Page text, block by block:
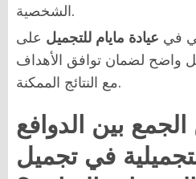
الشخصية.
في عيادة مايام للتجميل على
واضح لضمان توافق الأهداف
مع النتائج الممكنة.
بين الدوافع
في تجميل